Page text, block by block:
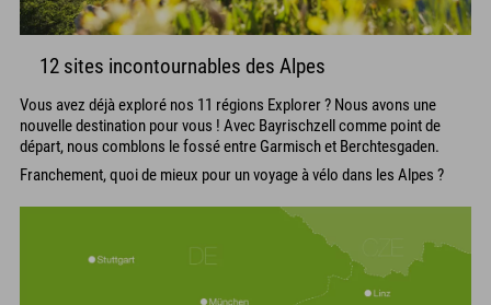
12 sites incontournables des Alpes
Vous avez déjà exploré nos 11 régions Explorer ? Nous avons une
nouvelle destination pour vous ! Avec Bayrischzell comme point de
départ, nous comblons le fossé entre Garmisch et Berchtesgaden.
Franchement, quoi de mieux pour un voyage à vélo dans les Alpes ?